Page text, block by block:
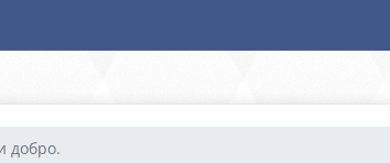
добро.